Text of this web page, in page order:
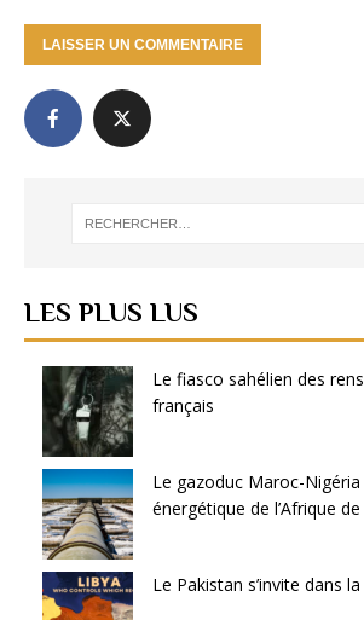
LES PLUS LUS
Le fiasco sahélien des
français
Le gazoduc Maroc-Nigéria
énergétique de l’Afrique de
Le Pakistan s’invite dans